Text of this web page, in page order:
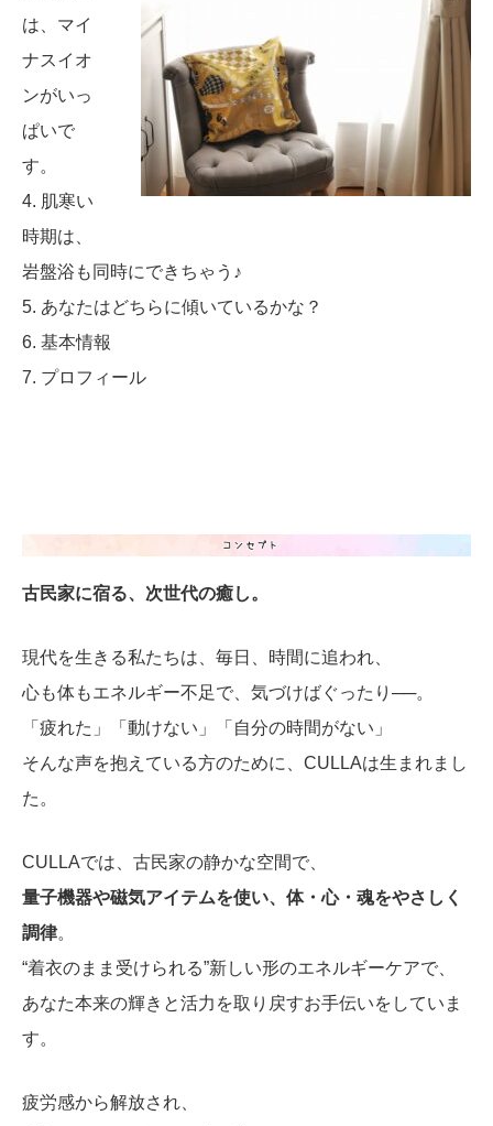
は、マイ
ナスイオ
ンがいっ
ぱいで
す。
4. 肌寒い
時期は、
岩盤浴も同時にできちゃう♪
5. あなたはどちらに傾いているかな？
6. 基本情報
7. プロフィール
古民家に宿る、次世代の癒し。
現代を生きる私たちは、毎日、時間に追われ、
心も体もエネルギー不足で、気づけばぐったり──。
「疲れた」「動けない」「自分の時間がない」
そんな声を抱えている方のために、CULLAは生まれまし
た。
CULLAでは、古民家の静かな空間で、
量子機器や磁気アイテムを使い、体・心・魂をやさしく
調律。
“着衣のまま受けられる”新しい形のエネルギーケアで、
あなた本来の輝きと活力を取り戻すお手伝いをしていま
す。
疲労感から解放され、